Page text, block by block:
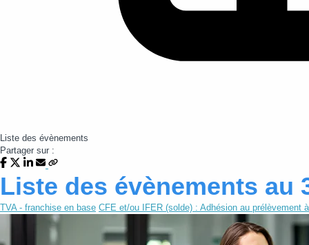
Liste des évènements
Partager sur :
Liste des évènements au
TVA - franchise en base CFE et/ou IFER (solde) : Adhésion au prélèvement